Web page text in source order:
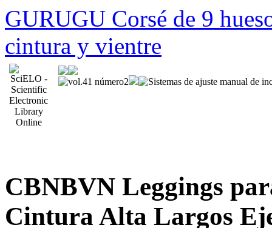
GURUGU Corsé de 9
cintura y vientre
CBNBVN Leggings
Cintura Alta Largos